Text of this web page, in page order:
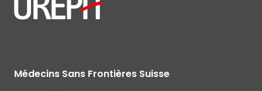
Médecins Sans Frontières Suisse